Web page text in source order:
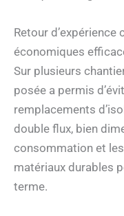
Retour d’expérience
économiques
Sur plusieurs
posée a permis
remplacements
double flux, bien
consommation et
matériaux durables
terme.